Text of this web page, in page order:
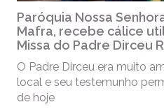
Paróquia Nossa
Mafra, recebe cálice
Missa do Padre Dirceu
O Padre Dirceu era muito
local e seu testemunho
de hoje